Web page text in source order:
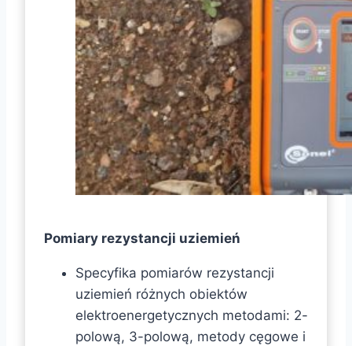
Pomiary rezystancji uziemień
Specyfika pomiarów rezystancji
uziemień różnych obiektów
elektroenergetycznych metodami: 2-
polową, 3-polową, metody cęgowe i